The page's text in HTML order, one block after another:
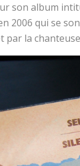
son album
2006 qui se
par la